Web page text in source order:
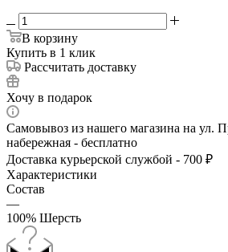
В корзину
Купить в 1 клик
Рассчитать доставку
Хочу в подарок
Самовывоз из нашего магазина на ул.
набережная - бесплатно
Доставка курьерской службой - 700 ₽
Характеристики
Состав
—
100% Шерсть